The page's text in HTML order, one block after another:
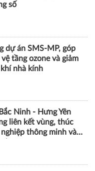
số
dự án SMS-MP, góp
tầng ozone và giảm
nhà kính
Ninh - Hưng Yên
liên kết vùng, thúc
thông minh và